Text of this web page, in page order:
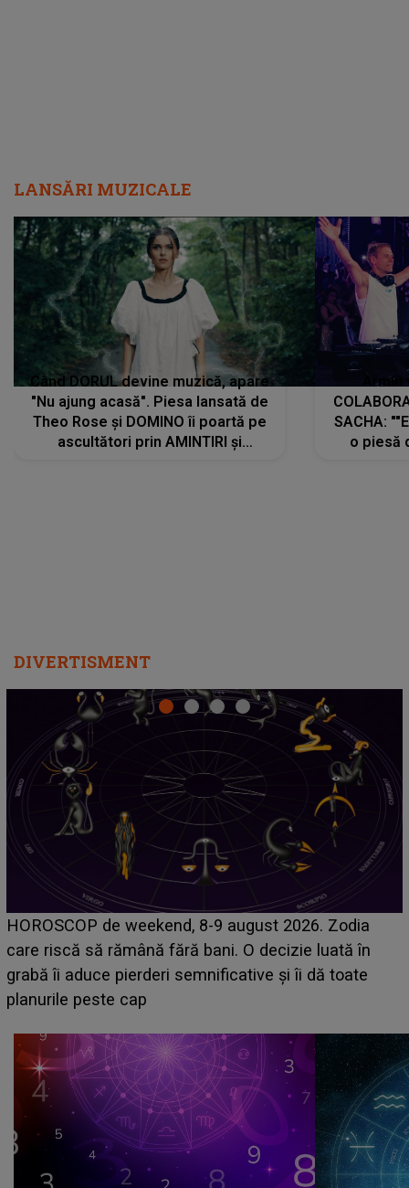
LANSĂRI MUZICALE
Când DORUL devine muzică, apare
"Nu ajung acasă". Piesa lansată de
Theo Rose și DOMINO îi poartă pe
ascultători prin AMINTIRI și
SACHA:
o piesă
DIVERTISMENT
Emanuel a ținut ACEST DETALIU ASCUNS până
acum! În fața Alexandrei, concurentul din Casa Iubirii
face o MĂRTURISIRE NEAȘTEPTATĂ despre mama
sa: "I-am spus și ei în față, eu nu te iubesc pentru